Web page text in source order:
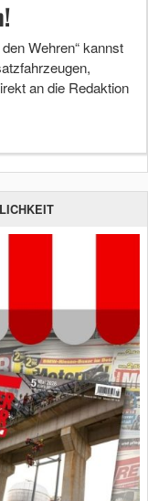
Wehren“ kannst
an die Redaktion